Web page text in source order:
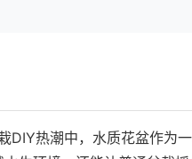
DIY热潮中，水质花盆作为